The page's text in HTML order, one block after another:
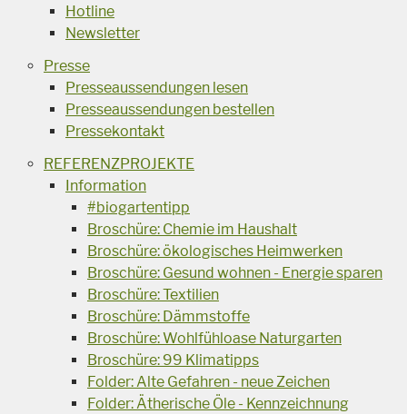
Hotline
Newsletter
Presse
Presseaussendungen lesen
Presseaussendungen bestellen
Pressekontakt
REFERENZPROJEKTE
Information
#biogartentipp
Broschüre: Chemie im Haushalt
Broschüre: ökologisches Heimwerken
Broschüre: Gesund wohnen - Energie sparen
Broschüre: Textilien
Broschüre: Dämmstoffe
Broschüre: Wohlfühloase Naturgarten
Broschüre: 99 Klimatipps
Folder: Alte Gefahren - neue Zeichen
Folder: Ätherische Öle - Kennzeichnung